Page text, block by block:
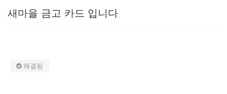
새마을 금고 카드 입니다
해결됨